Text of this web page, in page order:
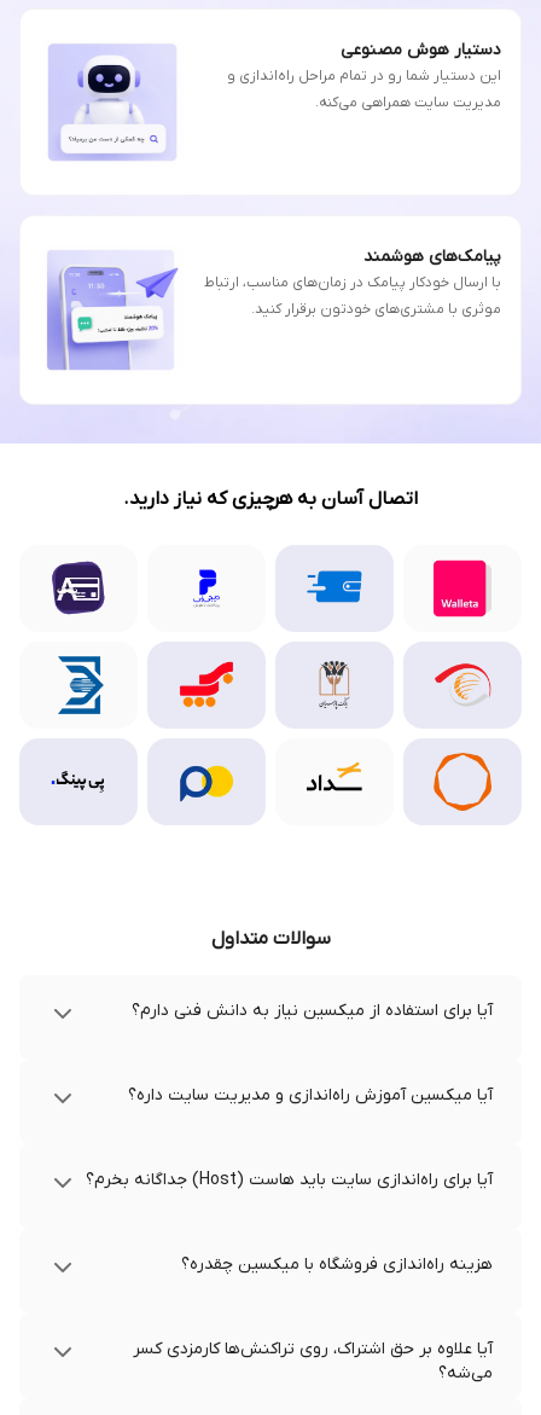
دستیار هوش مصنوعی
این دستیار شما رو در تمام مراحل راه‌اندازی و
مدیریت سایت همراهی می‌کنه.
پیامک‌های هوشمند
با ارسال خودکار پیامک در زمان‌های مناسب، ارتباط
موثری با مشتری‌های خودتون برقرار کنید.
اتصال آسان به هرچیزی که نیاز دارید.
سوالات متداول
آیا برای استفاده از میکسین نیاز به دانش فنی دارم؟
آیا میکسین آموزش راه‌اندازی و مدیریت سایت داره؟
آیا برای راه‌اندازی سایت باید هاست (Host) جداگانه بخرم؟
هزینه راه‌اندازی فروشگاه با میکسین چقدره؟
آیا علاوه بر حق اشتراک، روی تراکنش‌ها کارمزدی کسر
می‌شه؟